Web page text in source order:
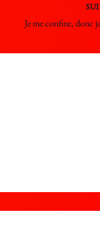
Je me confine, donc